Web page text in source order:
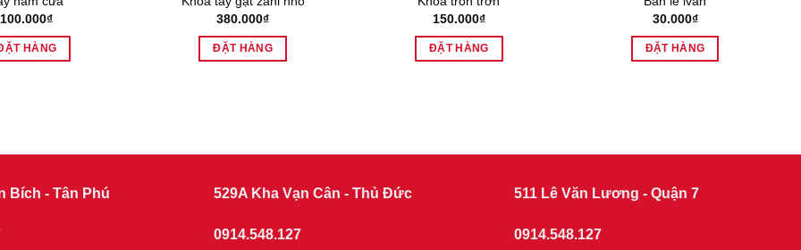
100.000₫
HÀNG
380.000₫
ĐẶT HÀNG
150.000₫
ĐẶT HÀNG
30.000₫
ĐẶT HÀNG
Bích - Tân Phú 529A Kha Vạn Cân - Thủ Đức
0914.548.127
511 Lê Văn Lương - Quận 7
0914.548.127